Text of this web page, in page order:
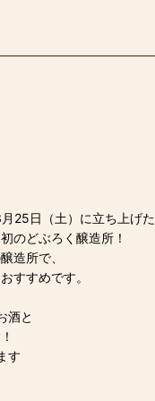
25日（土）に立ち上げ
のどぶろく醸造所！
造所で、
すすめです。
酒と
す